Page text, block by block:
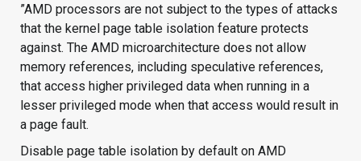
”AMD processors are not subject to the types of attacks
that the kernel page table isolation feature protects
against. The AMD microarchitecture does not allow
memory references, including speculative references,
that access higher privileged data when running in a
lesser privileged mode when that access would result in
a page fault.
Disable page table isolation by default on AMD